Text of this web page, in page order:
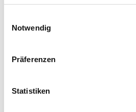
Notwendig
Präferenzen
Statistiken
BITTE BEACHTEN SIE DIE
WERKTAGS VON 7.00 –